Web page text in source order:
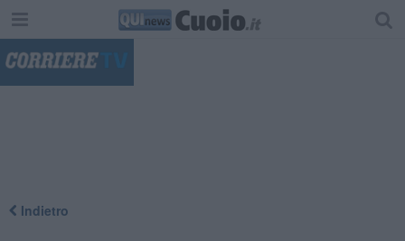
Indietro